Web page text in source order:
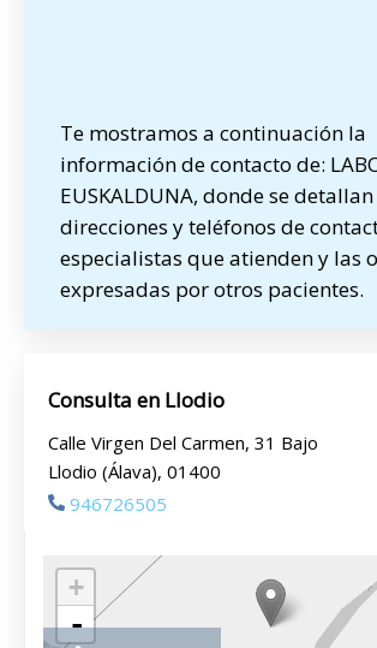
Te mostramos a continuación la
información de contacto de:
EUSKALDUNA, donde se
direcciones y teléfonos de
especialistas que atienden y las
expresadas por otros pacientes.
Consulta en Llodio
Calle Virgen Del Carmen, 31 Bajo
Llodio (Álava), 01400
946726505
+
-